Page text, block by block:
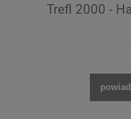
Trefl 2000 -